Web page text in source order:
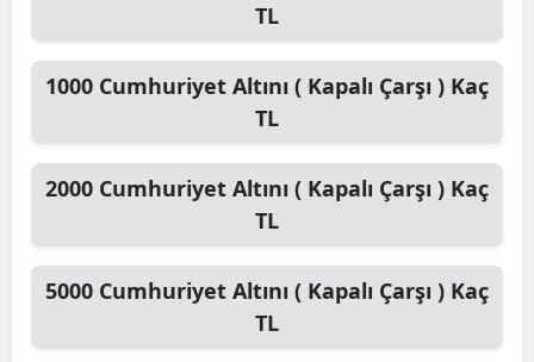
TL
1000 Cumhuriyet Altını ( Kapalı Çarşı ) Kaç
TL
2000 Cumhuriyet Altını ( Kapalı Çarşı ) Kaç
TL
5000 Cumhuriyet Altını ( Kapalı Çarşı ) Kaç
TL